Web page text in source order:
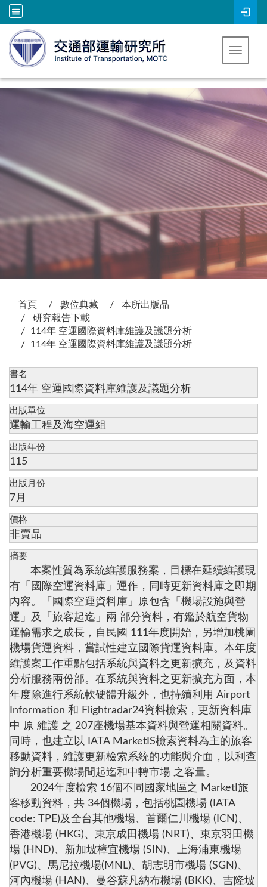
跳到主要內容
Toggle
首頁 數位典藏
本所出版品
研究報告下載
114年 空運國際資料庫維護及議題分析
114年 空運國際資料庫維護及議題分析
書名
114年 空運國際資料庫維護及議題分析
出版單位
運輸工程及海空運組
出版年份
115
出版月份
7月
價格
非賣品
摘要
本案性質為系統維護服務案，目標在延續維護現
有「國際空運資料庫」運作，同時更新資料庫之即期
內容。「國際空運資料庫」原包含「機場設施與營
運」及「旅客起迄」兩 部分資料，有鑑於航空貨物
運輸需求之成長，自民國 111年度開始，另增加桃園
機場貨運資料，嘗試性建立國際貨運資料庫。本年度
維護案工作重點包括系統與資料之更新擴充，及資料
分析服務兩份部。在系統與資料之更新擴充方面，本
年度除進行系統軟硬體升級外，也持續利用 Airport
Information 和 Flightradar24資料檢索，更新資料庫
中 原 維護 之 207座機場基本資料與營運相關資料。
同時，也建立以 IATA MarketIS檢索資料為主的旅客
移動資料，維護更新檢索系統的功能與介面，以利查
詢分析重要機場間起迄和中轉市場 之客量。
2024年度檢索 16個不同國家地區之 MarketI旅
客移動資料，共 34個機場，包括桃園機場 (IATA
code: TPE)及全台其他機場、首爾仁川機場 (ICN)、
香港機場 (HKG)、東京成田機場 (NRT)、東京羽田機
場 (HND)、新加坡樟宜機場 (SIN)、上海浦東機場
(PVG)、馬尼拉機場(MNL)、胡志明市機場 (SGN)、
河內機場 (HAN)、曼谷蘇凡納布機場 (BKK)、吉隆坡